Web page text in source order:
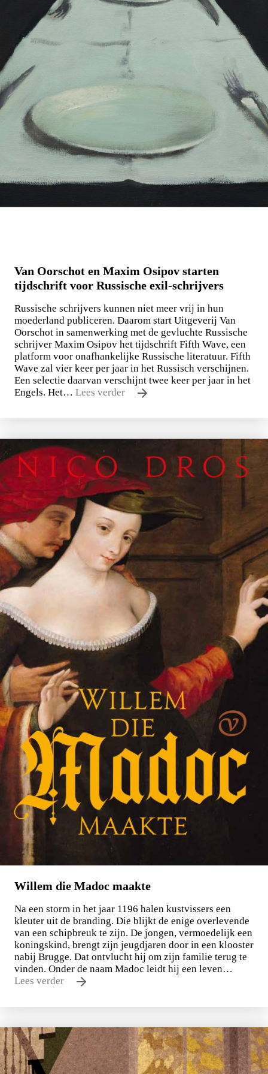
Van Oorschot en Maxim Osipov starten
tijdschrift voor Russische exil-schrijvers
Russische schrijvers kunnen niet meer vrij in hun
moederland publiceren. Daarom start Uitgeverij Van
Oorschot in samenwerking met de gevluchte Russische
schrijver Maxim Osipov het tijdschrift Fifth Wave, een
platform voor onafhankelijke Russische literatuur. Fifth
Wave zal vier keer per jaar in het Russisch verschijnen.
Een selectie daarvan verschijnt twee keer per jaar in het
Engels. Het… Lees verder
Willem die Madoc maakte
Na een storm in het jaar 1196 halen kustvissers een
kleuter uit de branding. Die blijkt de enige overlevende
van een schipbreuk te zijn. De jongen, vermoedelijk een
koningskind, brengt zijn jeugdjaren door in een klooster
nabij Brugge. Dat ontvlucht hij om zijn familie terug te
vinden. Onder de naam Madoc leidt hij een leven…
Lees verder